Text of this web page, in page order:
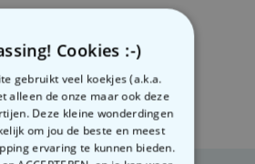
Cookies :-)
gebruikt veel koekjes (a.k.a.
alleen de onze maar ook deze
Deze kleine wonderdingen
om jou de beste en meest
ervaring te kunnen bieden.